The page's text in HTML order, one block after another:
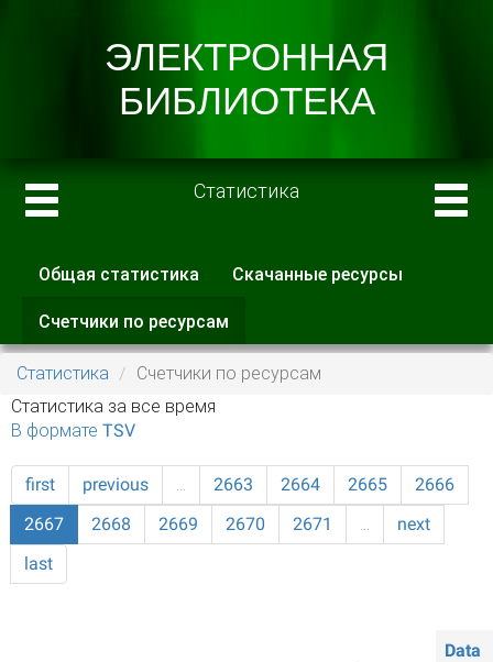
Статистика
Главные вкладки
Общая статистика Скачанные ресурсы
Счетчики по ресурсам
вкладка)
Статистика
Счетчики по ресурсам
Статистика за все время
В формате TSV
first previous … 2663 2664 2665
2666
2667
2668 2669 2670 2671 …
next
last
Data